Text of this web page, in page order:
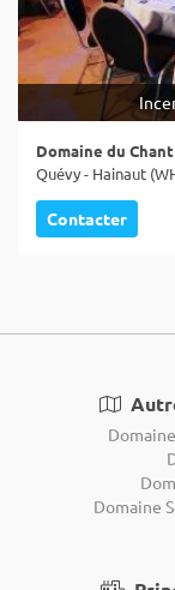
Domaine du
Quévy - Hainaut
Contacter
Domaine